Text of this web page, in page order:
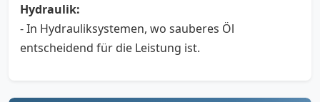
Hydraulik:
- In Hydrauliksystemen, wo sauberes Öl
entscheidend für die Leistung ist.